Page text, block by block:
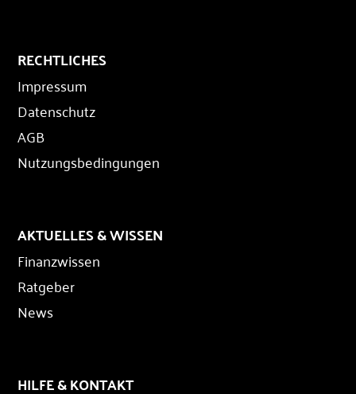
RECHTLICHES
Impressum
Datenschutz
AGB
Nutzungsbedingungen
AKTUELLES & WISSEN
Finanzwissen
Ratgeber
News
HILFE & KONTAKT